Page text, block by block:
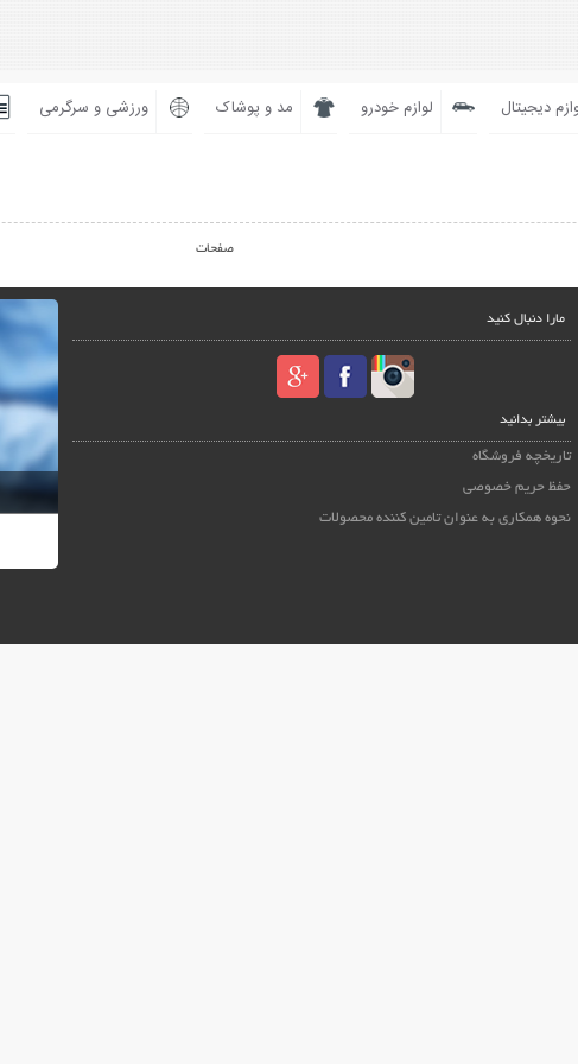
دیجیتال لوازم خودرو مد و پوشاک ورزشی و سرگرمی
صفحات
مارا دنبال کنید
بیشتر بدانید
تاریخچه فروشگاه
حفظ حریم خصوصی
نحوه همکاری به عنوان تامین کننده محصولات